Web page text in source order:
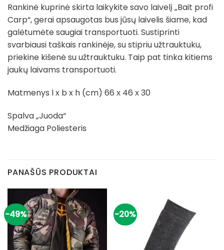
Rankinė kuprinė skirta laikykite savo laivelį „Bait profi
Carp“, gerai apsaugotas bus jūsų laivelis šiame, kad
galėtumėte saugiai transportuoti. Sustiprinti
svarbiausi taškais rankinėje, su stipriu užtrauktuku,
priekine kišenė su užtrauktuku. Taip pat tinka kitiems
jaukų laivams transportuoti.
Matmenys l x b x h (cm) 66 х 46 х 30
Spalva „Juoda“
Medžiaga Poliesteris
PANAŠŪS PRODUKTAI
-49% -20%